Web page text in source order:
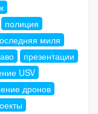
полиция
миля
презентации
USV
дронов